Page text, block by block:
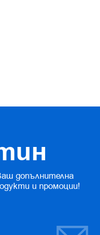
допълнителна
и промоции!